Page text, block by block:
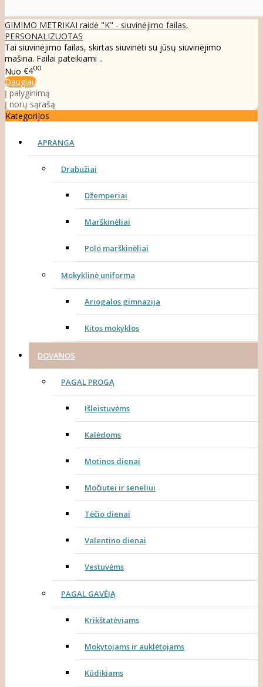
GIMIMO METRIKAI raidė "K" - siuvinėjimo failas,
PERSONALIZUOTAS
Tai siuvinėjimo failas, skirtas siuvinėti su jūsų siuvinėjimo
mašina. Failai pateikiami ..
Nuo €400
Daugiau
Į palyginimą
Į norų sąrašą
Kategorijos
APRANGA
Drabužiai
Džemperiai
Marškinėliai
Polo marškinėliai
Mokyklinė uniforma
Ariogalos gimnazija
Kitos mokyklos
DOVANOS
PAGAL PROGĄ
Išleistuvėms
Kalėdoms
Motinos dienai
Močiutei ir seneliui
Tėčio dienai
Valentino dienai
Vestuvėms
PAGAL GAVĖJĄ
Krikštatėviams
Mokytojams ir auklėtojams
Kūdikiams